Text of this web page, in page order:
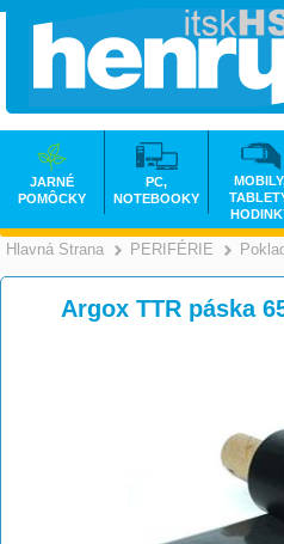
Hlavná Strana >
PERIFÉRIE
Argox TTR páska
JARNÉ
POMÔCKY
PC,
NOTEBOOKY